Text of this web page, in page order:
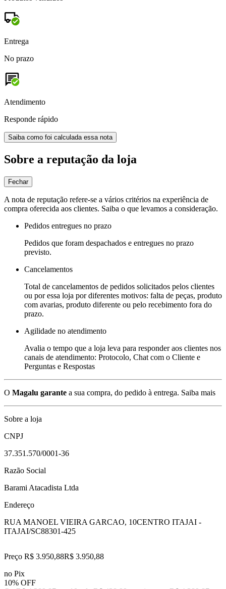
Entrega
No prazo
Atendimento
Responde rápido
Saiba como foi calculada essa nota
Sobre a reputação da loja
Fechar
A nota de reputação refere-se a vários critérios na experiência de
compra oferecida aos clientes. Saiba o que levamos a consideração.
Pedidos entregues no prazo
Pedidos que foram despachados e entregues no prazo
previsto.
Cancelamentos
Total de cancelamentos de pedidos solicitados pelos clientes
ou por essa loja por diferentes motivos: falta de peças, produto
com avarias, produto diferente ou pelo recebimento fora do
prazo.
Agilidade no atendimento
Avalia o tempo que a loja leva para responder aos clientes nos
canais de atendimento: Protocolo, Chat com o Cliente e
Perguntas e Respostas
O Magalu garante a sua compra, do pedido à entrega. Saiba mais
Sobre a loja
CNPJ
37.351.570/0001-36
Razão Social
Barami Atacadista Ltda
Endereço
RUA MANOEL VIEIRA GARCAO, 10CENTRO ITAJAI -
ITAJAI/SC88301-425
Preço R$ 3.950,88R$ 3.950,88
no Pix
10% OFF